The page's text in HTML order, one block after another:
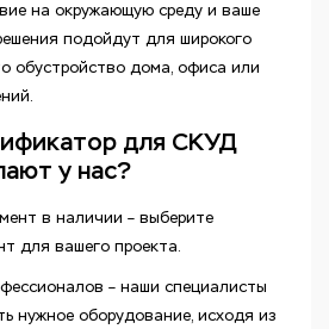
на окружающую среду и ваше
подойдут для широкого
обустройство дома, офиса или
для СКУД
у нас?
в наличии – выберите
для вашего проекта.
– наши специалисты
нужное оборудование, исходя из